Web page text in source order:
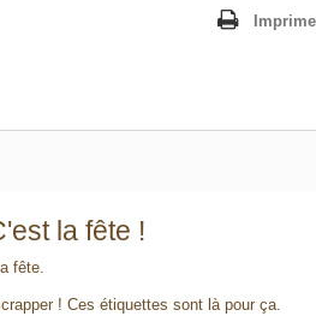
la fête !
fête.
! Ces étiquettes sont là pour ça.